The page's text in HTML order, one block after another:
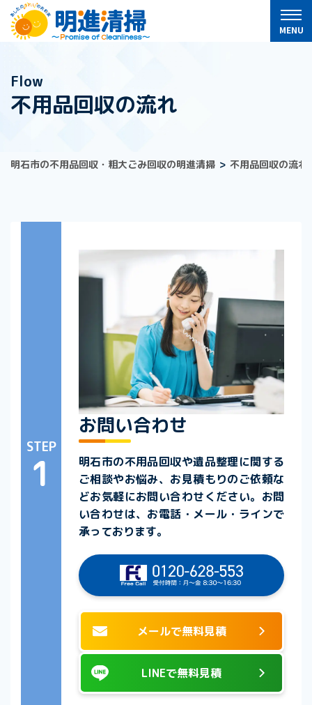
Flow
不用品回収の流れ
明石市の不用品回収・粗大ごみ回収の明進清掃 不用品回収の流れ
STEP
1
お問い合わせ
明石市の不用品回収や遺品整理に関する
ご相談やお悩み、お見積もりのご依頼な
どお気軽にお問い合わせください。お問
い合わせは、お電話・メール・ラインで
承っております。
メールで無料見積
LINEで無料見積